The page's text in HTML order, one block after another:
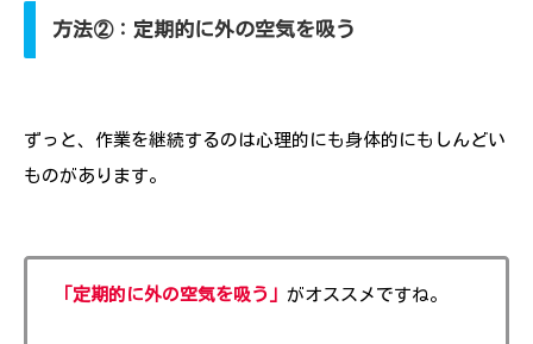
方法②：定期的に外の空気を吸う
ずっと、作業を継続するのは心理的にも身体的にもしんどい
ものがあります。
「定期的に外の空気を吸う」 がオススメですね。